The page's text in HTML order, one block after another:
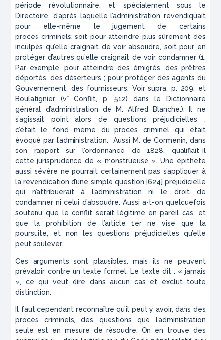
période révolutionnaire, et spécialement sous le
Directoire, d’après laquelle l’administration revendiquait
pour elle-même le jugement de certains
procès criminels,soit pour atteindre plus sûrement des
inculpés qu’elle craignait de voir absoudre, soit pour en
protéger d’autres qu’ellecraignait de voir condamner (1.
Par exemple, pour atteindre des émigrés, des prêtres
déportés, des déserteurs ; pour protéger des agents du
Gouvernement, des fournisseurs. Voir supra, p. 209, et
Boulatignier (v° Conflit, p. 512) dans le Dictionnaire
général d’administration de M. Alfred Blanche.).
Il ne
s’agissait point alors de questionspréjudicielles
;
c’était
le fond même du procèscriminel qui était
évoqué par l’administration.
Aussi M. de Cormenin, dans
son rapport sur l’ordonnance de 1828, qualifiait-il
cettejurisprudencede « monstrueuse ». Une épithète
aussi sévère ne pourrait certainement pas s’appliquer à
la revendication d’une simple question [624] préjudicielle
qui n’attribuerait à l’administration ni le droit de
condamner ni celui d’absoudre. Aussi a-t-on quelquefois
soutenu que le conflit serait légitime en pareil cas, et
que la prohibition de l’article1er
ne vise que la
poursuite, et non les questions préjudicielles qu’elle
peut soulever.
Ces arguments sont plausibles, mais ils ne peuvent
prévaloir contre un texte formel. Le texte dit : « jamais
», ce qui veut dire dans aucun cas et exclut toute
distinction.
Il faut cependant reconnaître qu’il peut y avoir, dans des
procès criminels, des questions que l’administration
seule est en mesure de résoudre. On en trouve des